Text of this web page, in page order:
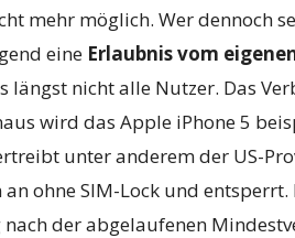
mehr möglich. Wer dennoch
eine Erlaubnis vom
längst nicht alle Nutzer. Das
wird das Apple iPhone 5
unter anderem der US-
ohne SIM-Lock und
der abgelaufenen